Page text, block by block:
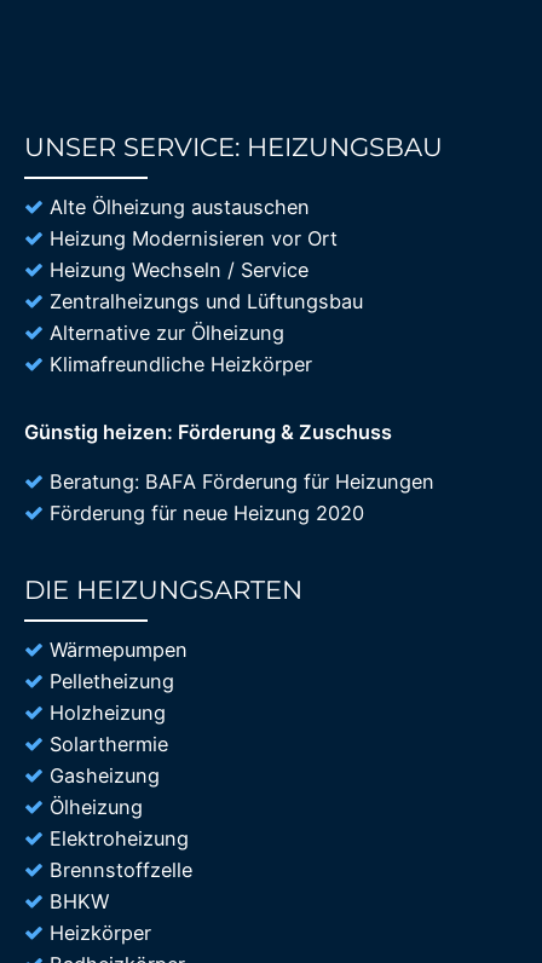
UNSER SERVICE: HEIZUNGSBAU
Alte Ölheizung austauschen
Heizung Modernisieren vor Ort
Heizung Wechseln / Service
Zentralheizungs und Lüftungsbau
Alternative zur Ölheizung
Klimafreundliche Heizkörper
Günstig heizen: Förderung & Zuschuss
Beratung: BAFA Förderung für Heizungen
Förderung für neue Heizung 2020
DIE HEIZUNGSARTEN
Wärmepumpen
Pelletheizung
Holzheizung
Solarthermie
Gasheizung
Ölheizung
Elektroheizung
Brennstoffzelle
BHKW
Heizkörper